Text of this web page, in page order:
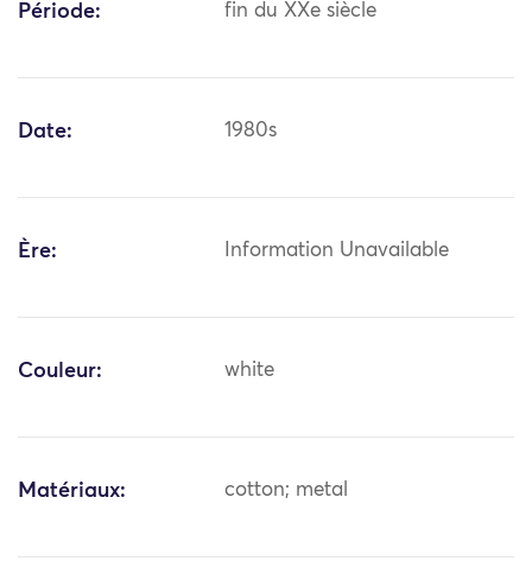
Période: fin du XXe siècle
Date: 1980s
Ère: Information Unavailable
Couleur: white
Matériaux: cotton; metal